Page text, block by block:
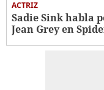
ACTRIZ
Sadie Sink habla
Jean Grey en